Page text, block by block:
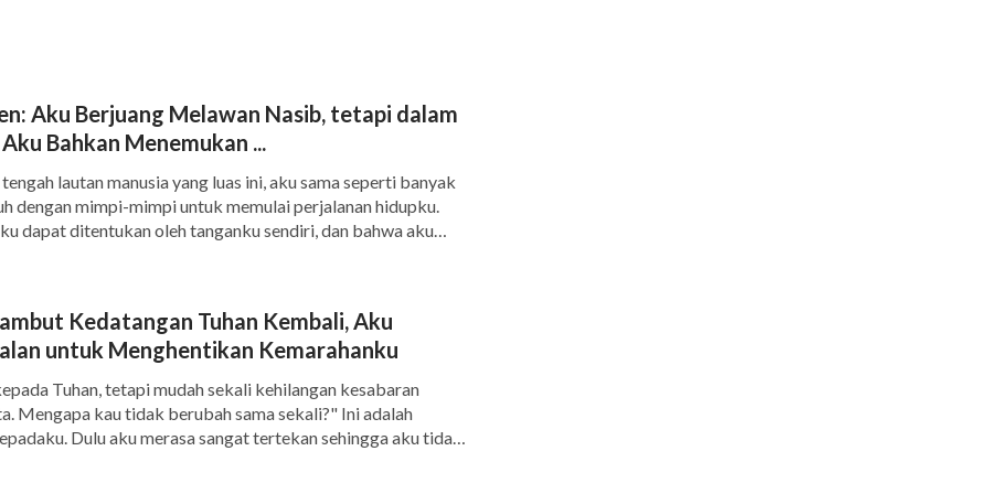
| Rumah Tuhan Adalah Rumah Yang
tahun, setelah itu dia tinggal dengan ayah
dan selalu bertengkar dengan ayahnya.
mengirim Wenya ke rumah ibunya, tetapi
bisnisnya dan tidak punya waktu untuk
hidup dalam pengasuhan, Wenya muda
sebuah keluarga. Hanya ketika
ayahnya, dan sejak itu dia memiliki sebuah
tetapi dalam
Bahkan Menemukan ...
lautan manusia yang luas ini, aku sama seperti banyak
dengan mimpi-mimpi untuk memulai perjalanan hidupku.
dapat ditentukan oleh tanganku sendiri, dan bahwa aku
Kedatangan Tuhan Kembali, Aku
untuk Menghentikan Kemarahanku
Tuhan, tetapi mudah sekali kehilangan kesabaran
Mengapa kau tidak berubah sama sekali?" Ini adalah
Dulu aku merasa sangat tertekan sehingga aku tidak